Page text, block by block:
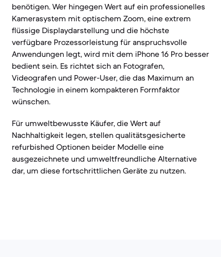
benötigen. Wer hingegen Wert auf ein professionelles
Kamerasystem mit optischem Zoom, eine extrem
flüssige Displaydarstellung und die höchste
verfügbare Prozessorleistung für anspruchsvolle
Anwendungen legt, wird mit dem iPhone 16 Pro besser
bedient sein. Es richtet sich an Fotografen,
Videografen und Power-User, die das Maximum an
Technologie in einem kompakteren Formfaktor
wünschen.
Für umweltbewusste Käufer, die Wert auf
Nachhaltigkeit legen, stellen qualitätsgesicherte
refurbished Optionen beider Modelle eine
ausgezeichnete und umweltfreundliche Alternative
dar, um diese fortschrittlichen Geräte zu nutzen.